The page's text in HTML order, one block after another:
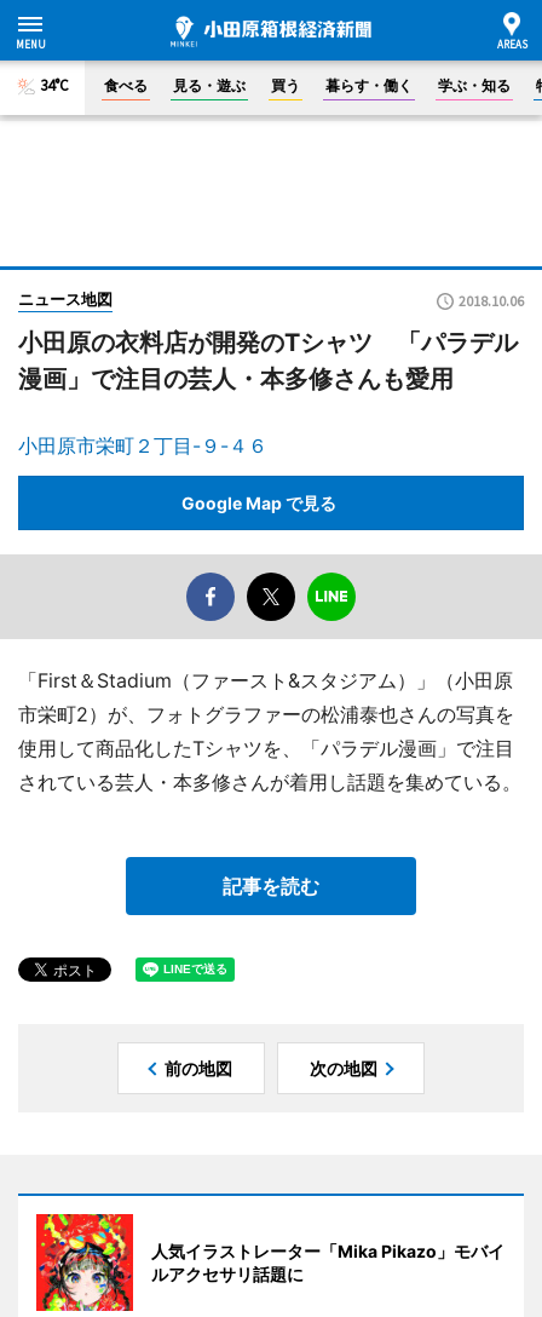
34°C 食べる 見る・遊ぶ 買う 暮らす・働く 学ぶ・知る
ニュース地図 2018.10.06
小田原の衣料店が開発のTシャツ 「パラデル
漫画」で注目の芸人・本多修さんも愛用
小田原市栄町２丁目-９-４６
Google Map で見る
「First＆Stadium（ファースト&スタジアム）」（小田原
市栄町2）が、フォトグラファーの松浦泰也さんの写真を
使用して商品化したTシャツを、「パラデル漫画」で注目
されている芸人・本多修さんが着用し話題を集めている。
記事を読む
前の地図 次の地図
人気イラストレーター「Mika Pikazo」モバイ
ルアクセサリ話題に